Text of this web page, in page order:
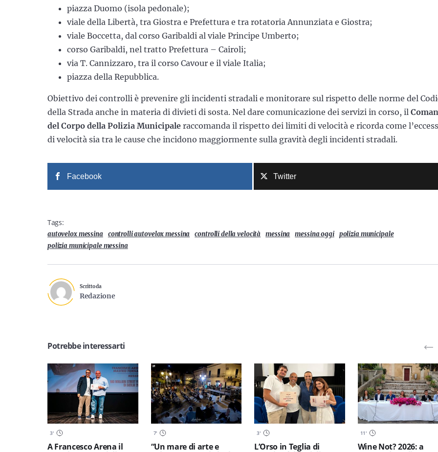
piazza Duomo (isola pedonale);
viale della Libertà, tra Giostra e Prefettura e tra rotatoria Annunziata e Giostra;
viale Boccetta, dal corso Garibaldi al viale Principe Umberto;
corso Garibaldi, nel tratto Prefettura – Cairoli;
via T. Cannizzaro, tra il corso Cavour e il viale Italia;
piazza della Repubblica.
Obiettivo dei controlli è prevenire gli incidenti stradali e monitorare sul rispetto delle norme del
della Strada anche in materia di divieti di sosta. Nel dare comunicazione dei servizi in corso, il
del Corpo della Polizia Municipale raccomanda il rispetto dei limiti di velocità e ricorda come
di velocità sia tra le cause che incidono maggiormente sulla gravità degli incidenti stradali.
Facebook Twitter
Tags:
autovelox messina controlli autovelox messina controlli della velocità messina messina oggi
polizia municipale
polizia municipale messina
Scritto da
Redazione
Potrebbe interessarti
3'
A Francesco Arena il
7'
“Un mare di arte e
3'
L’Orso in Teglia di
11'
Wine Not? 2026: a